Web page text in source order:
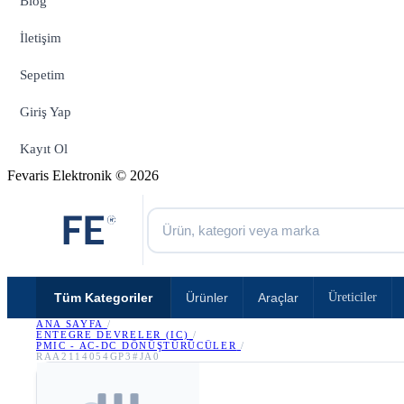
İletişim
Sepetim
Giriş Yap
Kayıt Ol
Fevaris Elektronik © 2026
Tüm Kategoriler Ürünler Araçlar Üreticiler
ANA SAYFA /
ENTEGRE DEVRELER (IC) /
PMIC - AC-DC DÖNÜŞTÜRÜCÜLER /
RAA2114054GP3#JA0